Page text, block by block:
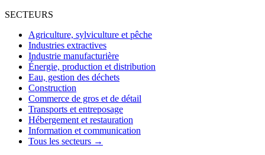
SECTEURS
Agriculture, sylviculture et pêche
Industries extractives
Industrie manufacturière
Énergie, production et distribution
Eau, gestion des déchets
Construction
Commerce de gros et de détail
Transports et entreposage
Hébergement et restauration
Information et communication
Tous les secteurs →